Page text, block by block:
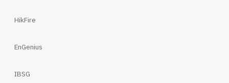
HikFire
EnGenius
IBSG